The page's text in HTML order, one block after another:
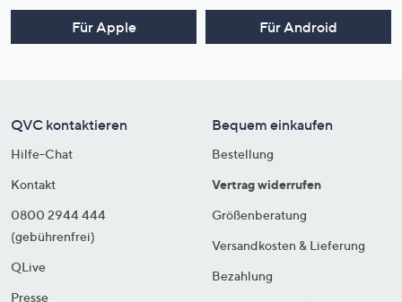
Für Apple Für Android
QVC kontaktieren
Hilfe-Chat
Kontakt
0800 2944 444
(gebührenfrei)
QLive
Presse
Bequem einkaufen
Bestellung
Vertrag widerrufen
Größenberatung
Versandkosten & Lieferung
Bezahlung